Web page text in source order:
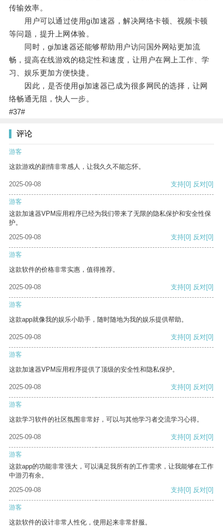
传输效率。
用户可以通过使用gi加速器，解决网络卡顿、视频卡顿
等问题，提升上网体验。
同时，gi加速器还能够帮助用户访问国外网站更加流
畅，提高在线游戏的稳定性和速度，让用户在网上工作、学
习、娱乐更加方便快捷。
因此，是否使用gi加速器已成为很多网民的选择，让网
络畅通无阻，快人一步。
#37#
评论
游客
这款游戏的剧情非常感人，让我久久不能忘怀。
2025-09-08 支持[0] 反对[0]
游客
这款加速器VPM应用程序已经为我们带来了无限的隐私保护和安全性保
护。
2025-09-08
支持[0] 反对[0]
游客
这款软件的价格非常实惠，值得推荐。
2025-09-08 支持[0] 反对[0]
游客
这款app就像我的娱乐小助手，随时随地为我的娱乐提供帮助。
2025-09-08 支持[0] 反对[0]
游客
这款加速器VPM应用程序提供了顶级的安全性和隐私保护。
2025-09-08 支持[0] 反对[0]
游客
这款学习软件的社区氛围非常好，可以与其他学习者交流学习心得。
2025-09-08 支持[0] 反对[0]
游客
这款app的功能非常强大，可以满足我所有的工作需求，让我能够在工作
中游刃有余。
2025-09-08
支持[0] 反对[0]
游客
这款软件的设计非常人性化，使用起来非常舒服。